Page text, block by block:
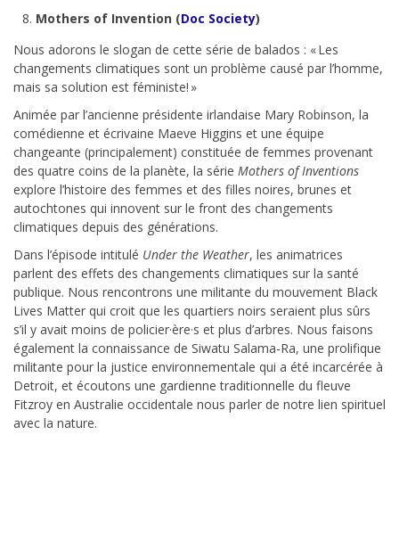
Mothers of Invention (Doc Society)
Nous adorons le slogan de cette série de balados : « Les
changements climatiques sont un problème causé par l’homme,
mais sa solution est féministe! »
Animée par l’ancienne présidente irlandaise Mary Robinson, la
comédienne et écrivaine Maeve Higgins et une équipe
changeante (principalement) constituée de femmes provenant
des quatre coins de la planète, la série Mothers of Inventions
explore l’histoire des femmes et des filles noires, brunes et
autochtones qui innovent sur le front des changements
climatiques depuis des générations.
Dans l’épisode intitulé Under the Weather, les animatrices
parlent des effets des changements climatiques sur la santé
publique. Nous rencontrons une militante du mouvement Black
Lives Matter qui croit que les quartiers noirs seraient plus sûrs
s’il y avait moins de policier·ère·s et plus d’arbres. Nous faisons
également la connaissance de Siwatu Salama-Ra, une prolifique
militante pour la justice environnementale qui a été incarcérée à
Detroit, et écoutons une gardienne traditionnelle du fleuve
Fitzroy en Australie occidentale nous parler de notre lien spirituel
avec la nature.